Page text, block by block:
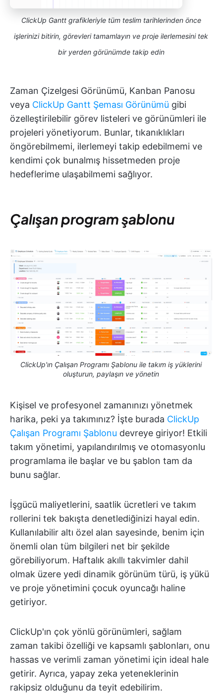
ClickUp Gantt grafikleriyle tüm teslim tarihlerinden önce
işlerinizi bitirin, görevleri tamamlayın ve proje ilerlemesini tek
bir yerden görünümde takip edin
Zaman Çizelgesi Görünümü, Kanban Panosu
veya ClickUp Gantt Şeması Görünümü gibi
özelleştirilebilir görev listeleri ve görünümleri ile
projeleri yönetiyorum. Bunlar, tıkanıklıkları
öngörebilmemi, ilerlemeyi takip edebilmemi ve
kendimi çok bunalmış hissetmeden proje
hedeflerime ulaşabilmemi sağlıyor.
Çalışan program şablonu
ClickUp'ın Çalışan Programı Şablonu ile takım iş yüklerini
oluşturun, paylaşın ve yönetin
Kişisel ve profesyonel zamanınızı yönetmek
harika, peki ya takımınız? İşte burada ClickUp
Çalışan Programı Şablonu devreye giriyor! Etkili
takım yönetimi, yapılandırılmış ve otomasyonlu
programlama ile başlar ve bu şablon tam da
bunu sağlar.
İşgücü maliyetlerini, saatlik ücretleri ve takım
rollerini tek bakışta denetlediğinizi hayal edin.
Kullanılabilir altı özel alan sayesinde, benim için
önemli olan tüm bilgileri net bir şekilde
görebiliyorum. Haftalık akıllı takvimler dahil
olmak üzere yedi dinamik görünüm türü, iş yükü
ve proje yönetimini çocuk oyuncağı haline
getiriyor.
ClickUp'ın çok yönlü görünümleri, sağlam
zaman takibi özelliği ve kapsamlı şablonları, onu
hassas ve verimli zaman yönetimi için ideal hale
getirir. Ayrıca, yapay zeka yeteneklerinin
rakipsiz olduğunu da teyit edebilirim.